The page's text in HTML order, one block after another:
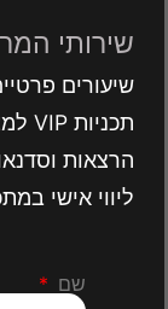
שירותי
שיעורים
תכניות VIP למצוינות
הרצאות
ליווי אישי
שם